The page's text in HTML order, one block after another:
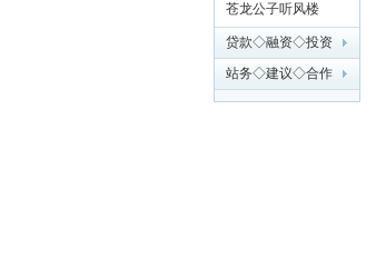
苍龙公子听风楼
贷款◇融资◇投资
站务◇建议◇合作